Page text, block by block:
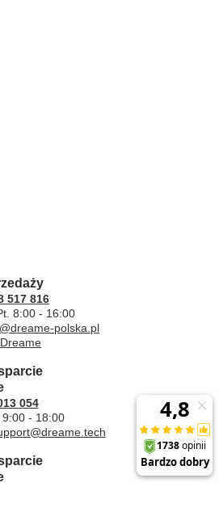
517 816
8:00 - 16:00
polska.pl
054
9:00 - 18:00